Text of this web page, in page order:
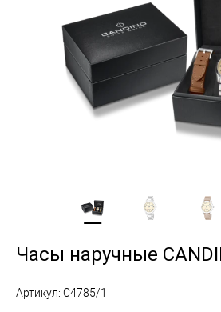
Часы наручные
Артикул: C4785/1